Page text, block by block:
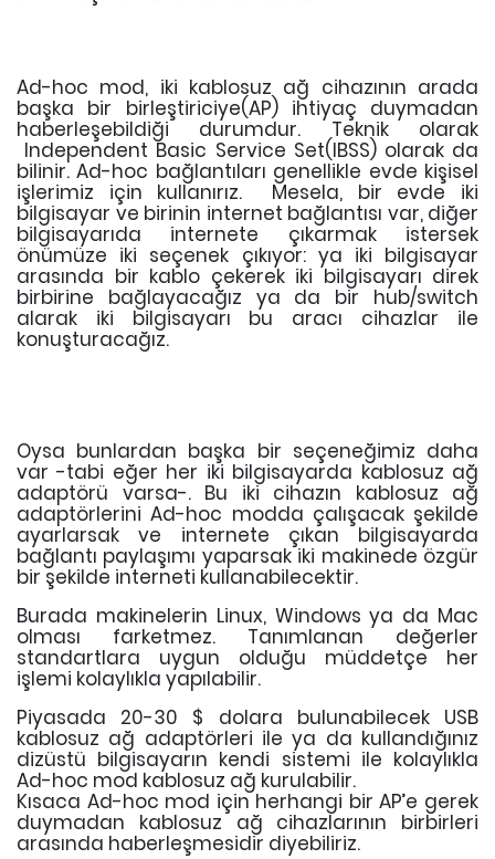
Ad-hoc mod, iki kablosuz ağ cihazının arada
başka bir birleştiriciye(AP) ihtiyaç duymadan
haberleşebildiği durumdur. Teknik olarak
Independent Basic Service Set(IBSS) olarak da
bilinir. Ad-hoc bağlantıları genellikle evde kişisel
işlerimiz için kullanırız. Mesela, bir evde iki
bilgisayar ve birinin internet bağlantısı var, diğer
bilgisayarıda internete çıkarmak istersek
önümüze iki seçenek çıkıyor: ya iki bilgisayar
arasında bir kablo çekerek iki bilgisayarı direk
birbirine bağlayacağız ya da bir hub/switch
alarak iki bilgisayarı bu aracı cihazlar ile
konuşturacağız.
Oysa bunlardan başka bir seçeneğimiz daha
var -tabi eğer her iki bilgisayarda kablosuz ağ
adaptörü varsa-. Bu iki cihazın kablosuz ağ
adaptörlerini Ad-hoc modda çalışacak şekilde
ayarlarsak ve internete çıkan bilgisayarda
bağlantı paylaşımı yaparsak iki makinede özgür
bir şekilde interneti kullanabilecektir.
Burada makinelerin Linux, Windows ya da Mac
olması farketmez. Tanımlanan değerler
standartlara uygun olduğu müddetçe her
işlemi kolaylıkla yapılabilir.
Piyasada 20-30 $ dolara bulunabilecek USB
kablosuz ağ adaptörleri ile ya da kullandığınız
dizüstü bilgisayarın kendi sistemi ile kolaylıkla
Ad-hoc mod kablosuz ağ kurulabilir.
Kısaca Ad-hoc mod için herhangi bir AP’e gerek
duymadan kablosuz ağ cihazlarının birbirleri
arasında haberleşmesidir diyebiliriz.